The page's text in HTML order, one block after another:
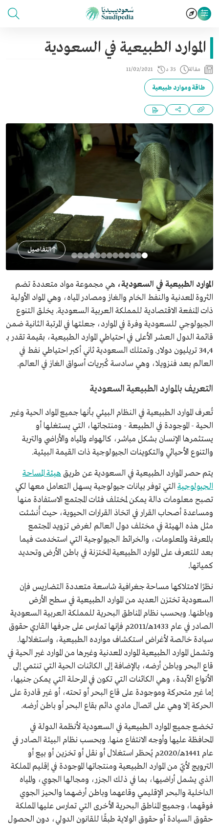
الموارد الطبيعية في السعودية
مقالة 35 د 11/02/2021
طاقة وموارد طبيعية
التفاصيل
الموارد الطبيعية في السعودية، هي مجموعة مواد متعددة تضم
الثروة المعدنية والنفط الخام والغاز ومصادر المياه، وهي المواد الأولية
ذات المنفعة الاقتصادية للمملكة العربية السعودية. يخلق التنوع
الجيولوجي للسعودية وفرة في الموارد، جعلتها في المرتبة الثانية ضمن
قائمة الدول العشر الأعلى في احتياطي الموارد الطبيعية، بقيمة تقدر بـ
34,4 تريليون دولار. وتمتلك السعودية ثاني أكبر احتياطي نفط في
العالم بعد فنزويلا، وهي سادسة كُبريات أسواق الغاز في العالم.
التعريف بالموارد الطبيعية السعودية
تُعرف الموارد الطبيعية في النظام البيئي بأنها جميع المواد الحية وغير
الحية - الموجودة في الطبيعة - ومنتجاتها، التي يستغلها أو
يستثمرها الإنسان بشكل مباشر، كالهواء والمياه والأراضي والتربة
والتنوع الأحيائي والتكوينات الجيولوجية ذات القيمة البيئية.
يتم حصر الموارد الطبيعية في السعودية عن طريق هيئة المساحة
الجيولوجية التي توفر بيانات جيولوجية يسهل التعامل معها لكي
تصبح معلومات دالة يمكن لمختلف فئات المجتمع الاستفادة منها
ومساعدة أصحاب القرار في اتخاذ القرارات الحيوية، حيث أُنشئت
مثل هذه الهيئة في مختلف دول العالم لغرض تزويد المجتمع
بالمعرفة والمعلومات، والخرائط الجيولوجية التي استخدمت فيما
بعد للتعرف على الموارد الطبيعية المختزنة في باطن الأرض وتحديد
كمياتها.
نظرًا لامتلاكها مساحة جغرافية شاسعة متعددة التضاريس فإن
السعودية تختزن العديد من الموارد الطبيعية في سطح الأرض
وباطنها. وبحسب نظام المناطق البحرية للمملكة العربية السعودية
الصادر في عام 1433هـ/2011م فإنها تمارس على جرفها القاري حقوق
سيادة خالصة لأغراض استكشاف موارده الطبيعية، واستغلالها.
وتشمل الموارد الطبيعية الموارد المعدنية وغيرها من الموارد غير الحية في
قاع البحر وباطن أرضه، بالإضافة إلى الكائنات الحية التي تنتمي إلى
الأنواع الآبدة، وهي الكائنات التي تكون في المرحلة التي يمكن جنيها،
إما غير متحركة وموجودة على قاع البحر أو تحته، أو غير قادرة على
الحركة إلا وهي على اتصال مادي دائم بقاع البحر أو باطن أرضه.
تخضع جميع الموارد الطبيعية في السعودية لأنظمة الدولة في
المحافظة عليها وأوجه الانتفاع منها. وبحسب نظام البيئة الصادر في
عام 1441هـ/2020م يُحظر استغلال أو نقل أو تخزين أو بيع أو
الترويج لأيّ من الموارد الطبيعية ومنتجاتها الموجودة في إقليم المملكة
الذي يشمل أراضيها، بما في ذلك الجزر، ومجالها الجوي، والمياه
الداخلية والبحر الإقليمي وقاعهما وباطن أرضهما والحيز الجوي
فوقهما، وجميع المناطق البحرية الأخرى التي تمارس عليها المملكة
حقوق السيادة أو حقوق الولاية طبقًا للقانون الدولي، دون الحصول